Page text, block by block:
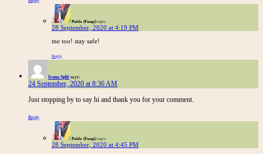
Pablo (Fungi) says:
28 September, 2020 at 4:19 PM
me too! stay safe!
Reply
Ivana Split says:
24 September, 2020 at 8:36 AM
Just stopping by to say hi and thank you for your comment.
Reply
Pablo (Fungi) says:
28 September, 2020 at 4:45 PM